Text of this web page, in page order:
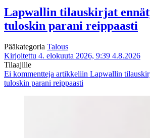
Lapwallin tilauskirjat
tuloskin parani reippaasti
Pääkategoria Talous
Kirjoitettu 4. elokuuta 2026, 9:39 4.8.2026
Tilaajille
Ei kommentteja artikkeliin Lapwallin
tuloskin parani reippaasti